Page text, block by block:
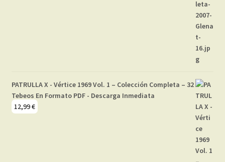
PATRULLA X - Vértice 1969 Vol. 1 – Colección Completa – 32
Tebeos En Formato PDF - Descarga Inmediata
12,99€